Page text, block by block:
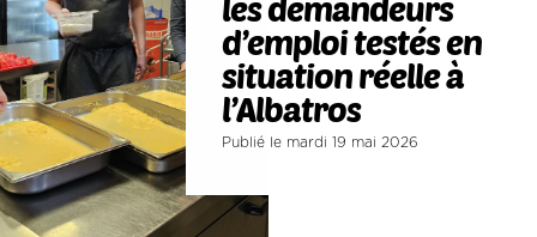
les demandeurs
d’emploi testés en
situation réelle à
l’Albatros
Publié le mardi 19 mai 2026